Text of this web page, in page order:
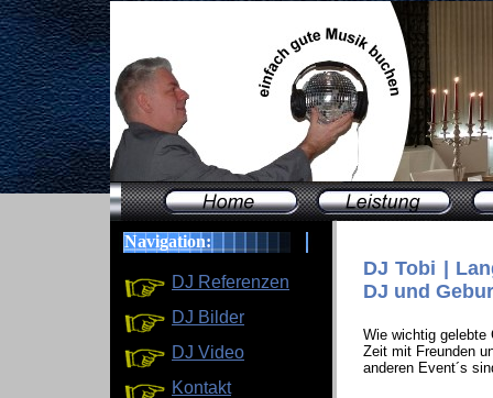
Navigation:
DJ Referenzen
DJ Bilder
DJ Video
Kontakt
DJ Tobi |
DJ und
Wie wichtig gelebte
Zeit mit Freunden
anderen Event´s